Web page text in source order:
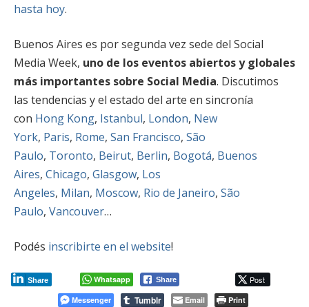
hasta hoy.
Buenos Aires es por segunda vez sede del Social
Media Week, uno de los eventos abiertos y globales
más importantes sobre Social Media. Discutimos
las tendencias y el estado del arte en sincronía
con Hong Kong, Istanbul, London, New
York, Paris, Rome, San Francisco, São
Paulo, Toronto, Beirut, Berlin, Bogotá, Buenos
Aires, Chicago, Glasgow, Los
Angeles, Milan, Moscow, Rio de Janeiro, São
Paulo, Vancouver…
Podés inscribirte en el website!
Whatsapp Share Post
Share
Messenger Tumblr Email Print